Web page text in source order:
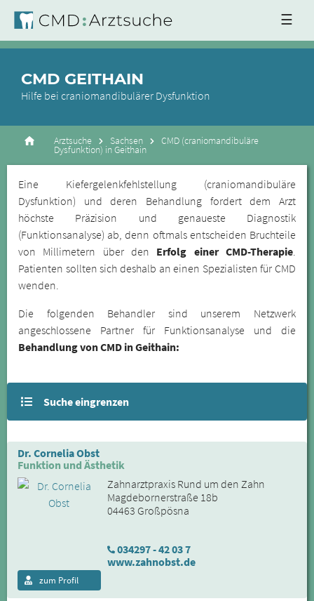
☰
CMD GEITHAIN
Hilfe bei craniomandibulärer Dysfunktion
Arztsuche Sachsen CMD (craniomandibuläre
Dysfunktion) in Geithain
Eine Kiefergelenkfehlstellung (craniomandibuläre
Dysfunktion) und deren Behandlung fordert dem Arzt
höchste Präzision und genaueste Diagnostik
(Funktionsanalyse) ab, denn oftmals entscheiden Bruchteile
von Millimetern über den Erfolg einer CMD-Therapie.
Patienten sollten sich deshalb an einen Spezialisten für CMD
wenden.
Die folgenden Behandler sind unserem Netzwerk
angeschlossene Partner für Funktionsanalyse und die
Behandlung von CMD in Geithain:
Suche eingrenzen
Dr. Cornelia Obst
Funktion und Ästhetik
Zahnarztpraxis Rund um den Zahn
Magdebornerstraße 18b
04463 Großpösna
034297 - 42 03 7
www.zahnobst.de
zum Profil